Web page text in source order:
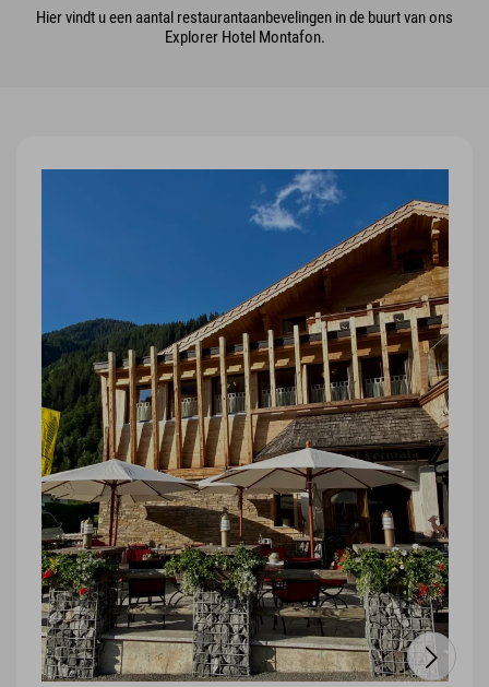
Hier vindt u een aantal restaurantaanbevelingen in de buurt van ons
Explorer Hotel Montafon.